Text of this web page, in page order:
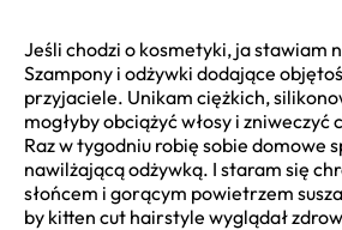
Jeśli chodzi o kosmetyki, ja stawiam
Szampony i odżywki dodające
przyjaciele. Unikam ciężkich,
mogłyby obciążyć włosy i zniweczyć
Raz w tygodniu robię sobie domowe
nawilżającą odżywką. I staram się
słońcem i gorącym powietrzem
by kitten cut hairstyle wyglądał